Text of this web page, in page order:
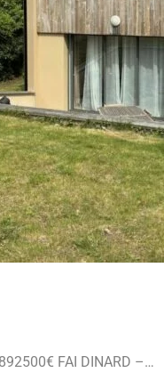
FAI DINARD –…